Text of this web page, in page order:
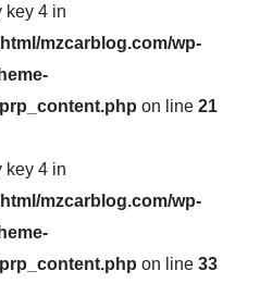
key 4 in
mzcarblog.com/wp-
on line 21
key 4 in
mzcarblog.com/wp-
on line 33